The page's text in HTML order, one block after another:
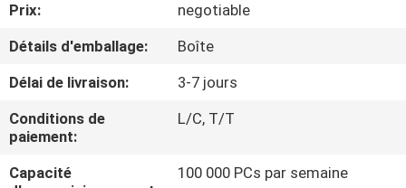
CONTRÔLE
DE
QUALITÉ
CONTACTEZ-
Prix:
negotiable
Détails d'emballage:
Boîte
Délai de livraison:
3-7 jours
Conditions de
paiement:
L/C, T/T
Capacité
100 000 PCs par semaine